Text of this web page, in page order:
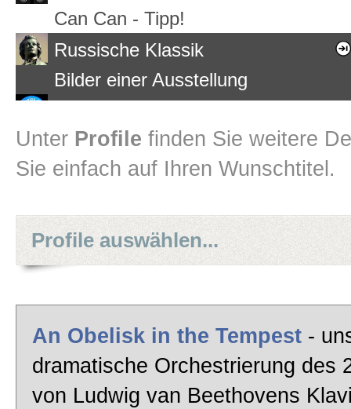
Can Can - Tipp!
Russische Klassik
Bilder einer Ausstellung
An Obelisk in the Tempest - NEU!
Ballettmusik
Oper
Carmen Ouvertüre - Tipp!
Perpetuum Mobile
Barockes Violinkonzert
Vivaldi Spring - Tipp!
Unter Profile finden Sie weitere
Sie einfach auf Ihren Wunschtitel.
Profile auswählen...
An Obelisk in the Tempest -
dramatische Orchestrierung des
von Ludwig van Beethovens